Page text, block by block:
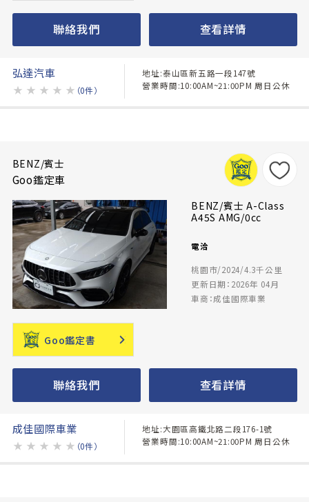
聯絡我們 查看詳情
弘達汽車
★ ★ ★ ★ ★ （0件）
地址:泰山區新五路一段147號
營業時間:10:00AM~21:00PM 周日公休
BENZ/賓士
Goo鑑定車
BENZ/賓士 A-Class
A45S AMG/0cc
電洽
桃園市/2024/4.3千公里
更新日期：2026年 04月
車商：成佳國際車業
Goo鑑定書
聯絡我們 查看詳情
成佳國際車業
★ ★ ★ ★ ★ （0件）
地址:大園區高鐵北路二段176-1號
營業時間:10:00AM~21:00PM 周日公休